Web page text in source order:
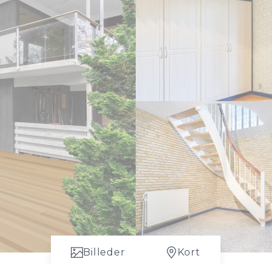
Billeder Kort